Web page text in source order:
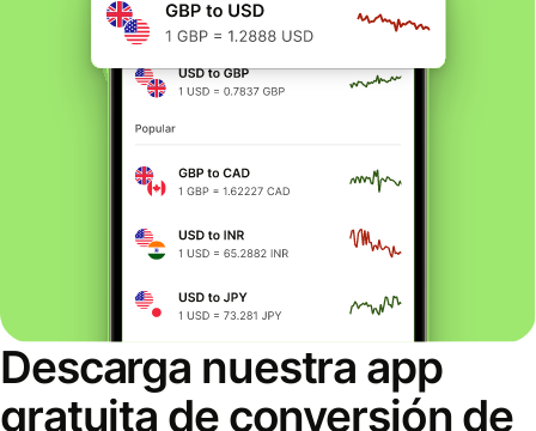
Descarga nuestra app
gratuita de conversión de